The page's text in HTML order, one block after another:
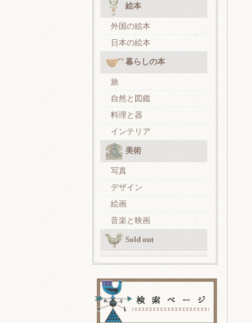
絵本
外国の絵本
日本の絵本
暮らしの本
旅
自然と図鑑
料理と器
インテリア
美術
写真
デザイン
絵画
音楽と映画
Sold out